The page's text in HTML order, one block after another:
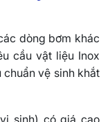
dòng bơm khác
cầu vật liệu Inox
vệ sinh khắt